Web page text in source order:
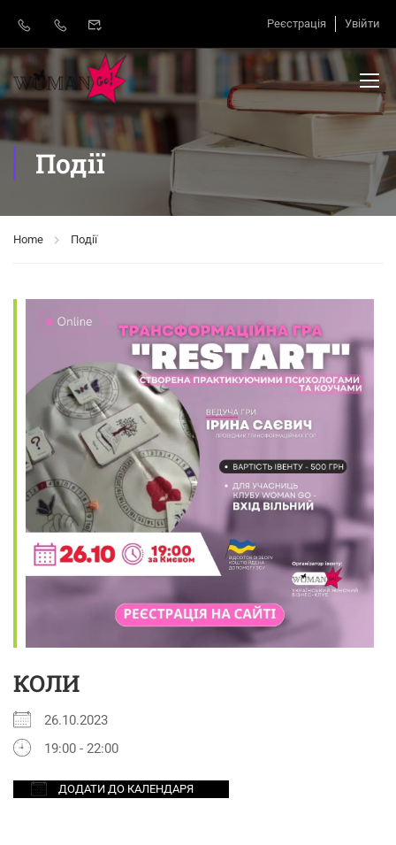
Реєстрація Увійти
Події
Home Події
КОЛИ
26.10.2023
19:00 - 22:00
ДОДАТИ ДО КАЛЕНДАРЯ